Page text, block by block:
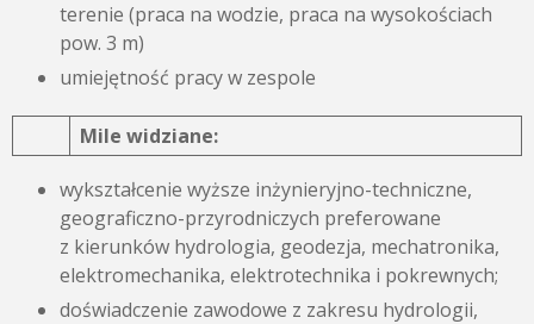
terenie (praca na wodzie, praca na wysokościach
pow. 3 m)
umiejętność pracy w zespole
Mile widziane:
wykształcenie wyższe inżynieryjno-techniczne,
geograficzno-przyrodniczych preferowane
z kierunków hydrologia, geodezja, mechatronika,
elektromechanika, elektrotechnika i pokrewnych;
doświadczenie zawodowe z zakresu hydrologii,